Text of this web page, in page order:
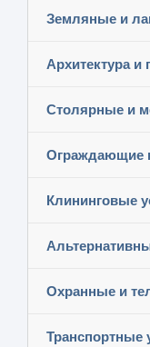
Земляные и
Архитектура и
Столярные и
Ограждающие
Клининговые
Охранные и
Транспортные